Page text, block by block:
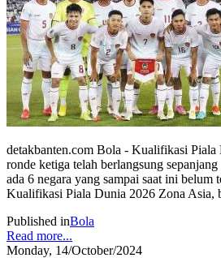
detakbanten.com Bola - Kualifikasi
ronde ketiga telah berlangsung
ada 6 negara yang sampai saat ini belum
Kualifikasi Piala Dunia 2026 Zona Asia,
Published inBola
Read more...
Monday, 14/October/2024